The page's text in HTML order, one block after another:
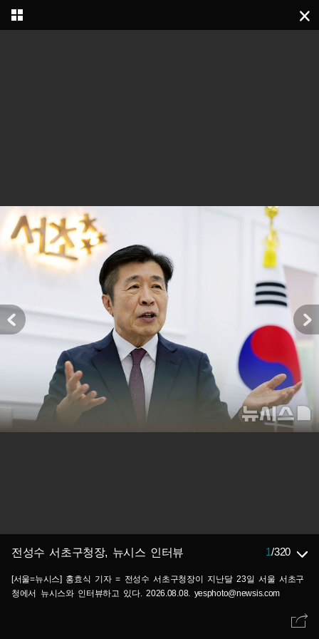
전성수 서초구청장, 뉴시스 인터뷰 1/320
[서울=뉴시스] 홍효식 기자 = 전성수 서초구청장이 지난달 23일 서울 서초구
청에서 뉴시스와 인터뷰하고 있다. 2026.08.08. yesphoto@newsis.com